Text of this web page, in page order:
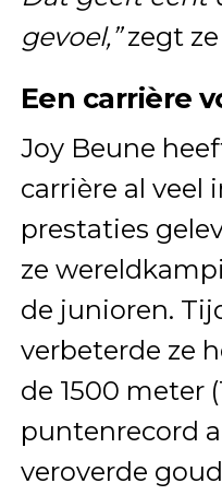
gevoel,”zegt
Een carrière
Joy Beune
carrière al veel
prestaties
ze
de junioren.
verbeterde ze
de 1500 meter
puntenrecord
veroverde